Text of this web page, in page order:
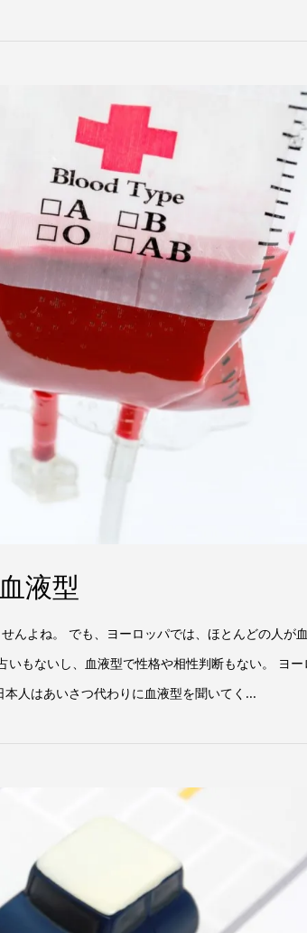
液型
んよね。 でも、ヨーロッパでは、ほとんどの人が
もないし、血液型で性格や相性判断もない。 ヨー
人はあいさつ代わりに血液型を聞いてく...